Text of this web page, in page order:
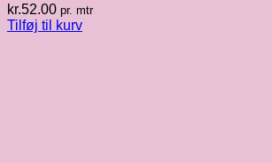
kr.52.00 pr. mtr
Tilføj til kurv